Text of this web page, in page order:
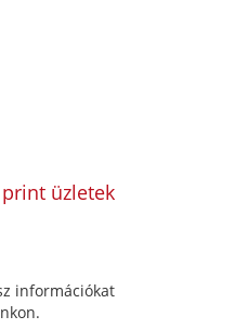
üzletek
információkat